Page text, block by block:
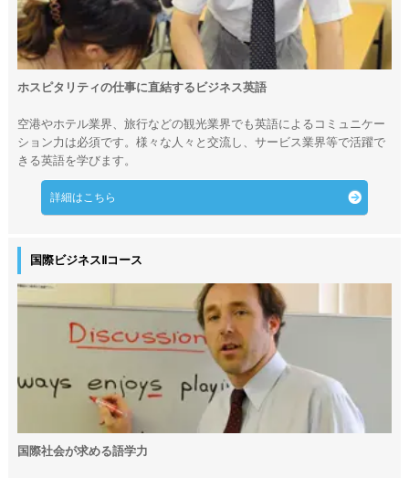
ホスピタリティの仕事に直結するビジネス英語
空港やホテル業界、旅行などの観光業界でも英語によるコミュニケー
ション力は必須です。様々な人々と交流し、サービス業界等で活躍で
きる英語を学びます。
詳細はこちら
国際ビジネスⅡコース
国際社会が求める語学力